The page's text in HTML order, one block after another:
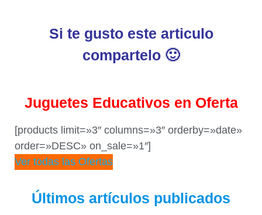
Si te gusto este articulo
compartelo 🙂
Juguetes Educativos en Oferta
[products limit=»3″ columns=»3″ orderby=»date»
order=»DESC» on_sale=»1″]
Ver todas las Ofertas
Últimos artículos publicados